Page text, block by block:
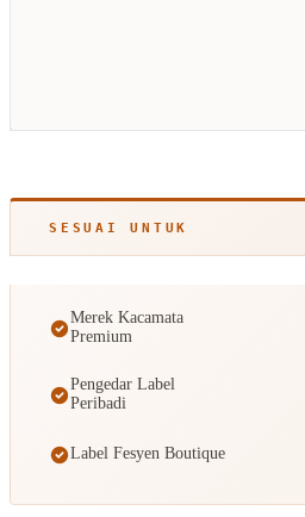
SESUAI UNTUK
Merek Kacamata
Premium
Pengedar Label
Peribadi
Label Fesyen Boutique